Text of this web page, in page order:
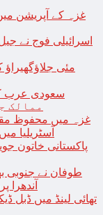
ممالک
غزہ میں محفوظ
آسٹریلیا
پاکستانی خاتون
طوفان نے جنوبی
آندھرا